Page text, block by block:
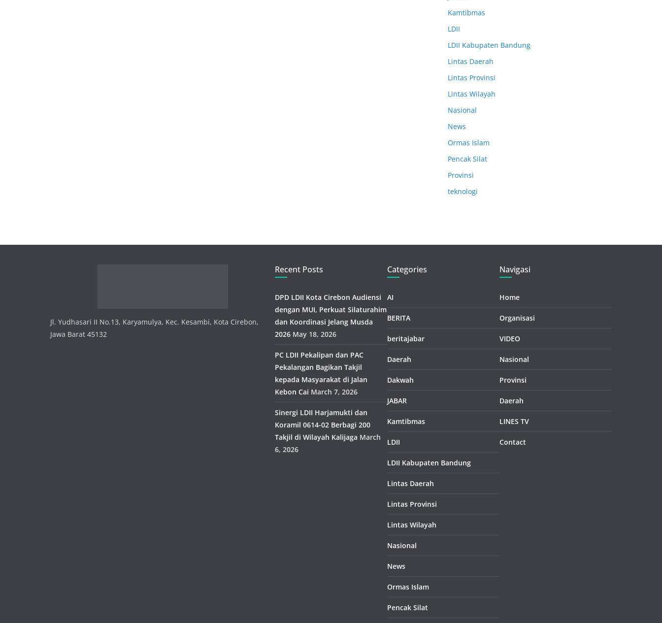
Kamtibmas
LDII
LDII Kabupaten Bandung
Lintas Daerah
Lintas Provinsi
Lintas Wilayah
Nasional
News
Ormas Islam
Pencak Silat
Provinsi
teknologi
Jl. Yudhasari II No.13, Karyamulya, Kec. Kesambi, Kota Cirebon,
Jawa Barat 45132
Recent Posts
DPD LDII Kota Cirebon Audiensi
dengan MUI, Perkuat Silaturahim
dan Koordinasi Jelang Musda
2026 May 18, 2026
PC LDII Pekalipan dan PAC
Pekalangan Bagikan Takjil
kepada Masyarakat di Jalan
Kebon Cai March 7, 2026
Sinergi LDII Harjamukti dan
Koramil 0614-02 Berbagi 200
Takjil di Wilayah Kalijaga March
6, 2026
Categories
AI
BERITA
beritajabar
Daerah
Dakwah
JABAR
Kamtibmas
LDII
LDII Kabupaten Bandung
Lintas Daerah
Lintas Provinsi
Lintas Wilayah
Nasional
News
Ormas Islam
Pencak Silat
Navigasi
Home
Organisasi
VIDEO
Nasional
Provinsi
Daerah
LINES TV
Contact